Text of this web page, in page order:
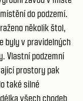
do podzemí.
několik štol,
byly v pravidelných
Vlastní podzemní
prostory pak
také silné
všech chodeb